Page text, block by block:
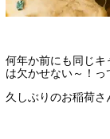
何年か前にも同じ
は欠かせない～！っ
久しぶりのお稲荷